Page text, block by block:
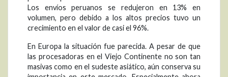
Los envíos peruanos se redujeron en 13% en
volumen, pero debido a los altos precios tuvo un
crecimiento en el valor de casi el 96%.
En Europa la situación fue parecida. A pesar de que
las procesadoras en el Viejo Continente no son tan
masivas como en el sudeste asiático, aún conserva su